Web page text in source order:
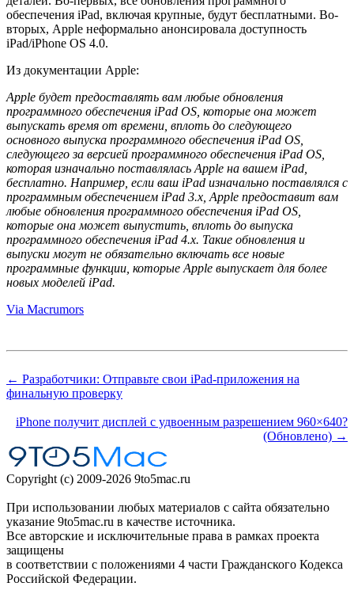
обеспечения iPad, включая крупные, будут бесплатными. Во-
вторых, Apple неформально анонсировала доступность
iPad/iPhone OS 4.0.
Из документации Apple:
Apple будет предоставлять вам любые обновления
программного обеспечения iPad OS, которые она может
выпускать время от времени, вплоть до следующего
основного выпуска программного обеспечения iPad OS,
следующего за версией программного обеспечения iPad OS,
которая изначально поставлялась Apple на вашем iPad,
бесплатно. Например, если ваш iPad изначально поставлялся с
программным обеспечением iPad 3.x, Apple предоставит вам
любые обновления программного обеспечения iPad OS,
которые она может выпустить, вплоть до выпуска
программного обеспечения iPad 4.x. Такие обновления и
выпуски могут не обязательно включать все новые
программные функции, которые Apple выпускает для более
новых моделей iPad.
Via Macrumors
← Разработчики: Отправьте свои iPad-приложения на
финальную проверку
iPhone получит дисплей с удвоенным разрешением 960×640?
(Обновлено) →
Copyright (c) 2009-2026 9to5mac.ru
При использовании любых материалов с сайта обязательно
указание 9to5mac.ru в качестве источника.
Все авторские и исключительные права в рамках проекта
защищены
в соответствии с положениями 4 части Гражданского Кодекса
Российской Федерации.